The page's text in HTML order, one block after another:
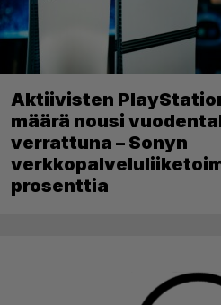
Aktiivisten
määrä nousi
verrattuna – Sonyn